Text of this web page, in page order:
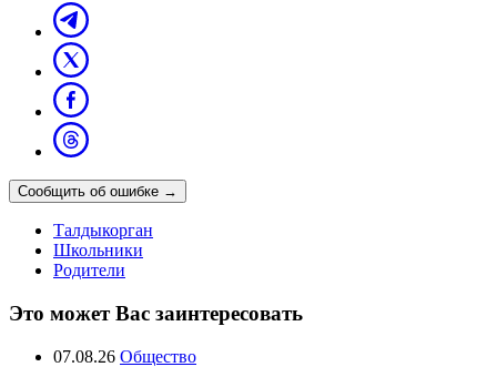
Сообщить об ошибке →
Талдыкорган
Школьники
Родители
Это может Вас заинтересовать
07.08.26 Общество